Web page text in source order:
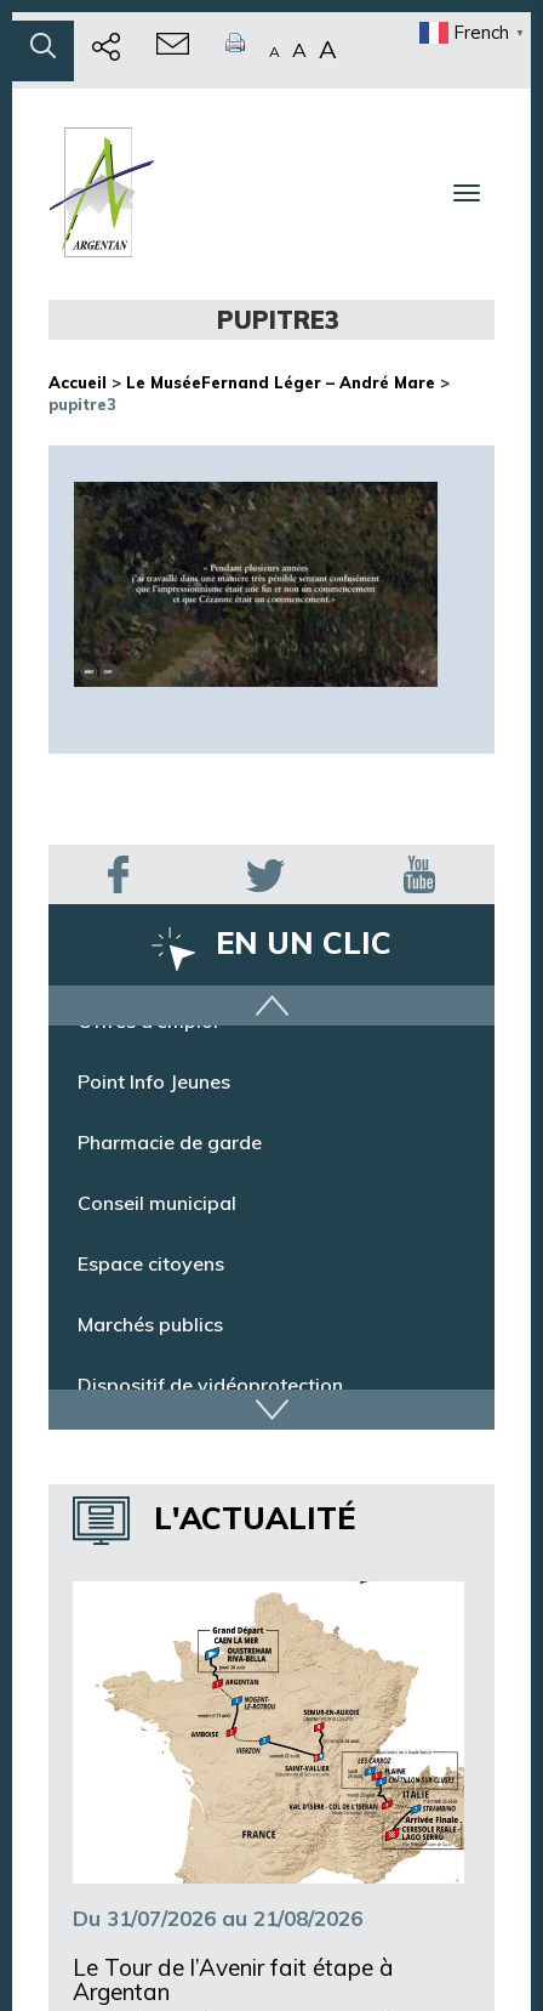
A A A
French ▼
Toggle
PUPITRE3
Accueil > Le MuséeFernand Léger – André Mare >
pupitre3
EN UN CLIC
Dispositif de vidéoprotection
Annuaire des services
Annuaire des associations
Argentan Aujourd’hui
L'ACTUALITÉ
Du 31/07/2026 au 21/08/2026
Le Tour de l’Avenir fait étape à
Argentan